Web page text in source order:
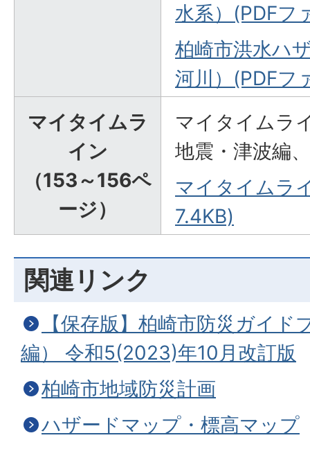
水系）(PDFフ
柏崎市洪水ハ
河川）(PDFフ
マイタイムラ
イン
（153～156ペ
ージ）
マイタイムラ
地震・津波編
マイタイムラ
7.4KB)
関連リンク
【保存版】柏崎市防災ガイド
編） 令和5(2023)年10月改訂版
柏崎市地域防災計画
ハザードマップ・標高マップ